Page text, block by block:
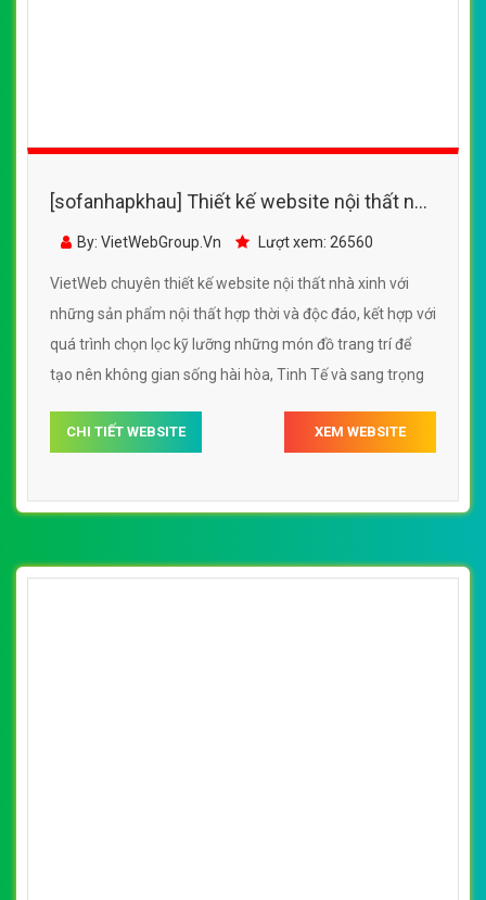
[sofanhapkhau] Thiết kế website nội thất nhà
xinh đẹp, chuyên nghiệp chuẩn SEO
By: VietWebGroup.Vn Lượt xem: 26560
VietWeb chuyên thiết kế website nội thất nhà xinh với
những sản phẩm nội thất hợp thời và độc đáo, kết hợp với
quá trình chọn lọc kỹ lưỡng những món đồ trang trí để
tạo nên không gian sống hài hòa, Tinh Tế và sang trọng
CHI TIẾT WEBSITE XEM WEBSITE